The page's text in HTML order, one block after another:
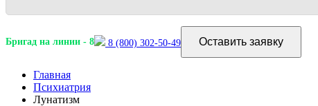
Бригад на линии - 8 8 (800) 302-50-49 Оставить заявку
Главная
Психиатрия
Лунатизм